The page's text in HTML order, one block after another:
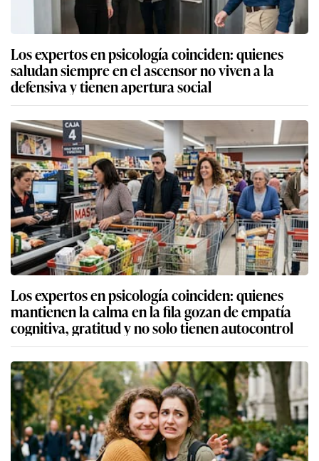
Los expertos en psicología coinciden: quienes
saludan siempre en el ascensor no viven a la
defensiva y tienen apertura social
Los expertos en psicología coinciden: quienes
mantienen la calma en la fila gozan de empatía
cognitiva, gratitud y no solo tienen autocontrol